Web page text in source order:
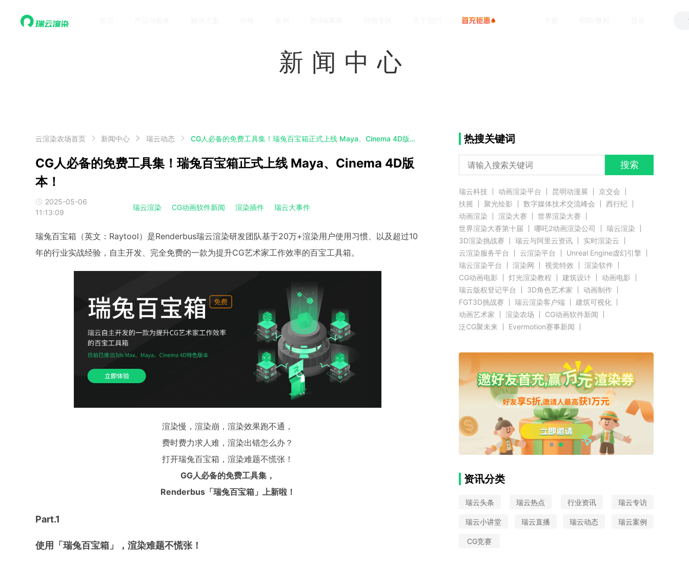
新闻中心
云渲染农场首页 新闻中心 瑞云动态 CG人必备的免费工具集！瑞兔百宝箱正式上线 Maya、Cinema 4D版本！
CG人必备的免费工具集！瑞兔百宝箱正式上线 Maya、Cinema 4D版
本！
2025-05-06
11:13:09
瑞云渲染 CG动画软件新闻 渲染插件 瑞云大事件
瑞兔百宝箱（英文：Raytool）是Renderbus瑞云渲染研发团队基于20万+渲染用户使用习惯、以及超过10
年的行业实战经验，自主开发、完全免费的一款为提升CG艺术家工作效率的百宝工具箱。
渲染慢，渲染崩，渲染效果跑不通，
费时费力求人难，渲染出错怎么办？
打开瑞兔百宝箱，渲染难题不慌张！
GG人必备的免费工具集，
Renderbus「瑞兔百宝箱」上新啦！
Part.1
使用「瑞兔百宝箱」，渲染难题不慌张！
热搜关键词
搜索
瑞云科技 动画渲染平台 昆明动漫展
京交会
扶摇
聚光绘影 数字媒体技术交流峰会
西行纪
动画渲染
渲染大赛
世界渲染大赛
世界渲染大赛第十届
哪吒2动画渲染公司
瑞云渲染
3D渲染挑战赛
瑞云与阿里云资讯
实时渲染云
云渲染服务平台
云渲染平台
Unreal Engine虚幻引擎
瑞云渲染平台
渲染网 视觉特效
渲染软件
CG动画电影
灯光渲染教程 建筑设计
动画电影
瑞云版权登记平台
3D角色艺术家
动画制作
FGT3D挑战赛
瑞云渲染客户端
建筑可视化
动画艺术家
渲染农场
CG动画软件新闻
泛CG聚未来
Evermotion赛事新闻
渲染客户端快讯
C4D新闻
Autodesk新闻
好莱坞影视云渲染
奥斯卡渲染资讯
Renderbus新闻
CG渲染新闻
Siggraph新闻
Blender新闻
GPU渲染
CPU渲染 Redshift新闻
3ds Max新闻
瑞云大事件 原力动画
CG英雄会
效果图设计大赛
效果图大赛
效果图客户端
瑞云 ZBrush新闻
Cinema 4D资讯
V-Ray新闻
渲染插件 Maya新闻 教育优惠
赤道
北京电影学院
全局照明 无偏差渲染
云栖大会
CIS设计
Turtle渲染器
金鸡百花奖
资讯分类
瑞云头条 瑞云热点 行业资讯 瑞云专访
瑞云小讲堂 瑞云直播 瑞云动态 瑞云案例
CG竞赛